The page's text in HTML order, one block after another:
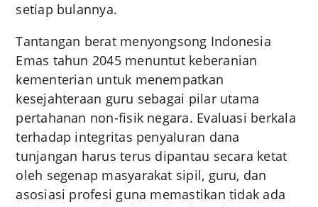
setiap bulannya.
Tantangan berat menyongsong Indonesia
Emas tahun 2045 menuntut keberanian
kementerian untuk menempatkan
kesejahteraan guru sebagai pilar utama
pertahanan non-fisik negara. Evaluasi berkala
terhadap integritas penyaluran dana
tunjangan harus terus dipantau secara ketat
oleh segenap masyarakat sipil, guru, dan
asosiasi profesi guna memastikan tidak ada